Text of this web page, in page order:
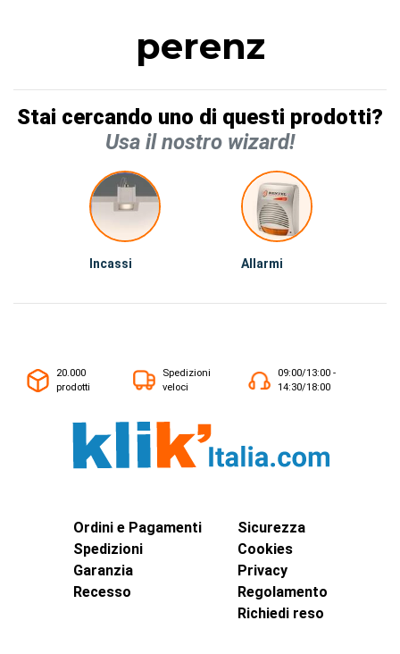
perenz
Stai cercando uno di questi prodotti?
Usa il nostro wizard!
Incassi Allarmi
20.000
prodotti
Spedizioni
veloci
09:00/13:00 -
14:30/18:00
Ordini e Pagamenti
Spedizioni
Garanzia
Recesso
Sicurezza
Cookies
Privacy
Regolamento
Richiedi reso